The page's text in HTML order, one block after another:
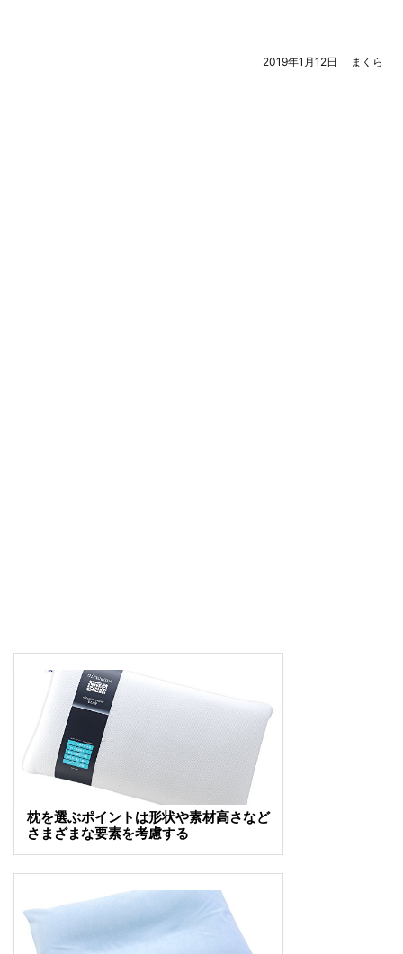
2019年1月12日 まくら
枕を選ぶポイントは形状や素材高さなど
さまざまな要素を考慮する